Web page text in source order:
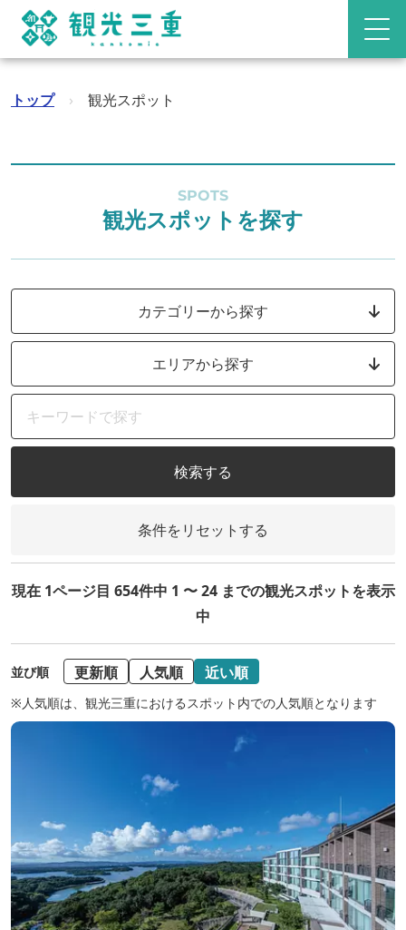
トップ › 観光スポット
SPOTS
観光スポットを探す
カテゴリーから探す
エリアから探す
検索する
条件をリセットする
現在 1ページ目 654件中 1 〜 24 までの観光スポットを表示
中
並び順 更新順 人気順 近い順
※人気順は、観光三重におけるスポット内での人気順となります